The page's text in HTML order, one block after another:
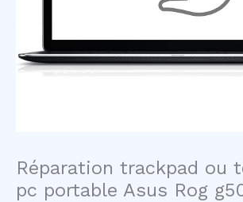
Réparation trackpad ou
pc portable Asus Rog